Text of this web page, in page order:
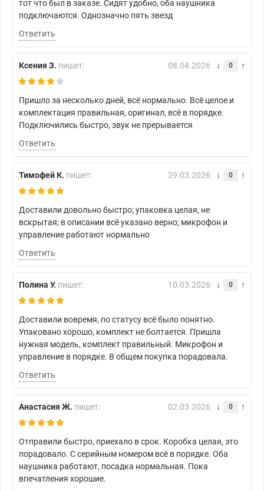
тот что был в заказе. Сидят удобно, оба наушника
подключаются. Однозначно пять звезд
Ответить
Ксения З. пишет: 08.04.2026 0
Пришло за несколько дней, всё нормально. Всё целое и
комплектация правильная, оригинал, всё в порядке.
Подключились быстро, звук не прерывается
Ответить
Тимофей К. пишет: 29.03.2026 0
Доставили довольно быстро; упаковка целая, не
вскрытая; в описании всё указано верно; микрофон и
управление работают нормально
Ответить
Полина У. пишет: 10.03.2026 0
Доставили вовремя, по статусу всё было понятно.
Упаковано хорошо, комплект не болтается. Пришла
нужная модель, комплект правильный. Микрофон и
управление в порядке. В общем покупка порадовала.
Ответить
Анастасия Ж. пишет: 02.03.2026 0
Отправили быстро, приехало в срок. Коробка целая, это
порадовало. С серийным номером всё в порядке. Оба
наушника работают, посадка нормальная. Пока
впечатления хорошие.